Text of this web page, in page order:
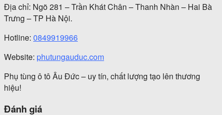
Địa chỉ: Ngõ 281 – Trần Khát Chân – Thanh Nhàn – Hai Bà
Trưng – TP Hà Nội.
Hotline: 0849919966
Website: phutungauduc.com
Phụ tùng ô tô Âu Đức – uy tín, chất lượng tạo lên thương
hiệu!
Đánh giá